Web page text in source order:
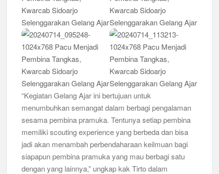
“Kegiatan Gelang Ajar ini bertujuan untuk
menumbuhkan semangat dalam berbagi pengalaman
sesama pembina pramuka. Tentunya setiap pembina
memiliki scouting experience yang berbeda dan bisa
jadi akan menambah perbendaharaan keilmuan bagi
siapapun pembina pramuka yang mau berbagi satu
dengan yang lainnya,” ungkap kak Tirto dalam